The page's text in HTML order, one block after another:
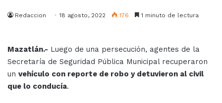
Redaccion 18 agosto, 2022 176 1 minuto de lectura
Mazatlán.- Luego de una persecución, agentes de la
Secretaría de Seguridad Pública Municipal recuperaron
un vehículo con reporte de robo y detuvieron al civil
que lo conducía.